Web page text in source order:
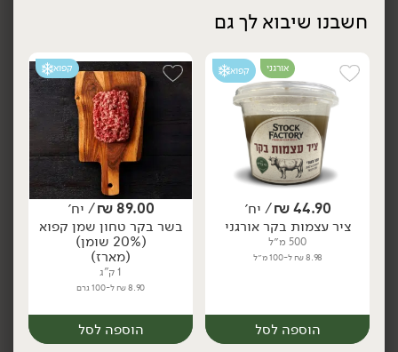
מארז
/ ק״ג
סטייק מינוט טרי (מארז 8
הוספה לסל
מארז
9.90 ₪ ל-100 גרם
הוספה לסל
מארז
99.00
₪/ ק״ג
קוביות אונטריב טריות
139.00
₪/ ק״ג
כתף בקר טרי נתח מספר 5
חשבנו שיבוא לך גם
אורגני קפוא
44.90
₪/ יח׳
ציר עצמות בקר אורגני
500 מ״ל
8.98 ₪ ל-100 מ״ל
הוספה לסל
קפוא
89.00
₪/ יח׳
בשר בקר טחון שמן קפוא
(20% שומן)
(מארז)
1 ק"ג
8.90 ₪ ל-100 גרם
הוספה לסל